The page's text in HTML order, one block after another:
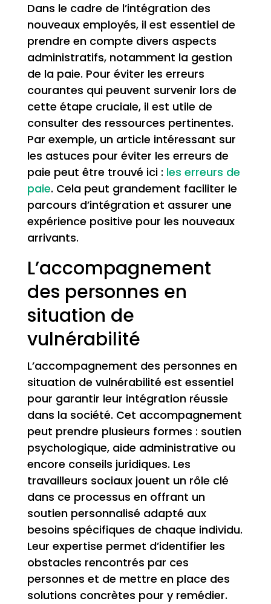
Dans le cadre de l’intégration des
nouveaux employés, il est essentiel de
prendre en compte divers aspects
administratifs, notamment la gestion
de la paie. Pour éviter les erreurs
courantes qui peuvent survenir lors de
cette étape cruciale, il est utile de
consulter des ressources pertinentes.
Par exemple, un article intéressant sur
les astuces pour éviter les erreurs de
paie peut être trouvé ici : les erreurs de
paie. Cela peut grandement faciliter le
parcours d’intégration et assurer une
expérience positive pour les nouveaux
arrivants.
L’accompagnement
des personnes en
situation de
vulnérabilité
L’accompagnement des personnes en
situation de vulnérabilité est essentiel
pour garantir leur intégration réussie
dans la société. Cet accompagnement
peut prendre plusieurs formes : soutien
psychologique, aide administrative ou
encore conseils juridiques. Les
travailleurs sociaux jouent un rôle clé
dans ce processus en offrant un
soutien personnalisé adapté aux
besoins spécifiques de chaque individu.
Leur expertise permet d’identifier les
obstacles rencontrés par ces
personnes et de mettre en place des
solutions concrètes pour y remédier.